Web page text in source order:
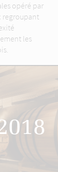
opéré par
regroupant
les